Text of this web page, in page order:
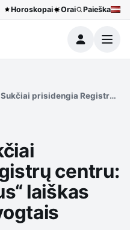
Horoskopai Orai Paieška
Meniu
prisidengia Registrų
centru:
laiškas